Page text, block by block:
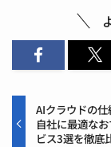
AIクラウドの仕
自社に最適な
ビス3選を徹底